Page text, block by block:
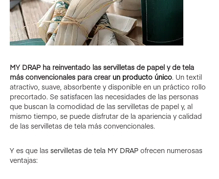
MY DRAP ha reinventado las servilletas de papel y de tela
más convencionales para crear un producto único. Un textil
atractivo, suave, absorbente y disponible en un práctico rollo
precortado. Se satisfacen las necesidades de las personas
que buscan la comodidad de las servilletas de papel y, al
mismo tiempo, se puede disfrutar de la apariencia y calidad
de las servilletas de tela más convencionales.
Y es que las servilletas de tela MY DRAP ofrecen numerosas
ventajas: